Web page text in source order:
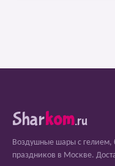
Sharkom.ru
Воздушные шары с гелием,
праздников в Москве.